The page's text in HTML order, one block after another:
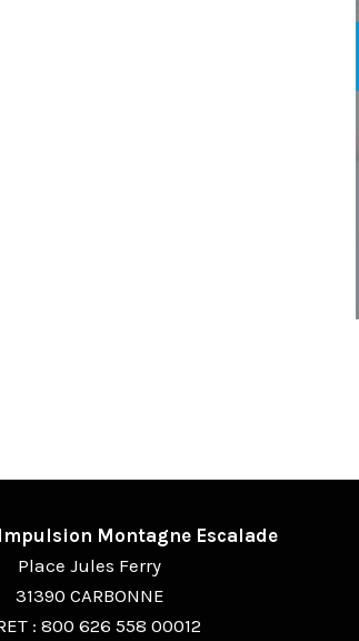
Montagne Escalade
Place Jules Ferry
31390 CARBONNE
: 800 626 558 00012